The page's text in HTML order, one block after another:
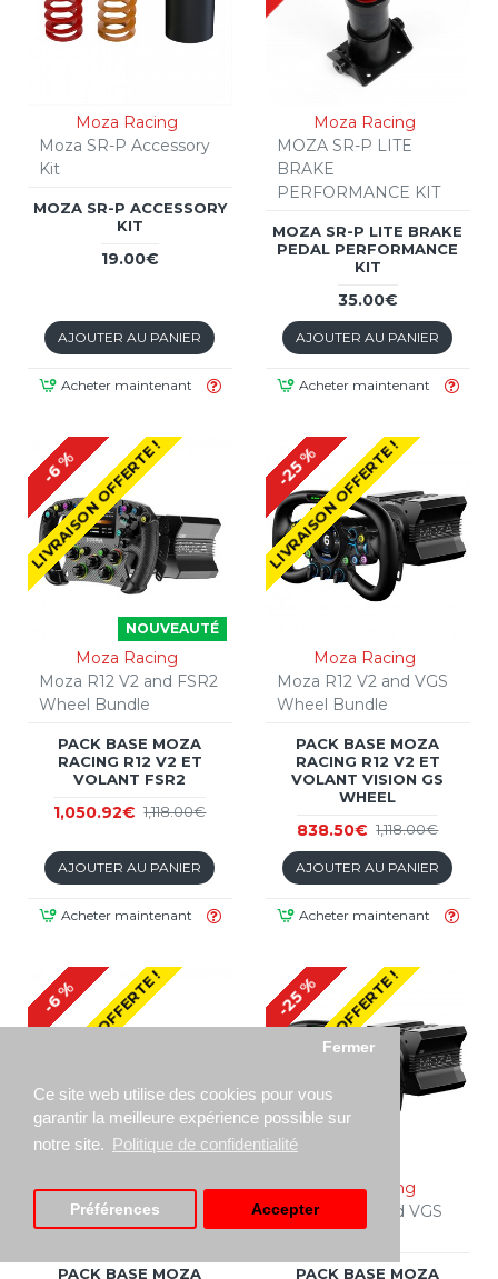
Ce site web utilise des cookies pour vous
garantir la meilleure expérience possible sur
notre site. Politique de confidentialité
Fermer
Préférences Accepter
Moza Racing
Moza SR-P Accessory
Kit
MOZA SR-P ACCESSORY
KIT
19.00€
AJOUTER AU PANIER
Acheter maintenant
Moza Racing
MOZA SR-P LITE
BRAKE
PERFORMANCE KIT
MOZA SR-P LITE BRAKE
PEDAL PERFORMANCE
KIT
35.00€
AJOUTER AU PANIER
Acheter maintenant
NOUVEAUTÉ
LIVRAISON OFFERTE !
-6 %
Moza Racing
Moza R12 V2 and FSR2
Wheel Bundle
PACK BASE MOZA
RACING R12 V2 ET
VOLANT FSR2
1,050.92€ 1,118.00€
AJOUTER AU PANIER
Acheter maintenant
LIVRAISON OFFERTE !
-25 %
Moza Racing
Moza R12 V2 and VGS
Wheel Bundle
PACK BASE MOZA
RACING R12 V2 ET
VOLANT VISION GS
WHEEL
838.50€ 1,118.00€
AJOUTER AU PANIER
Acheter maintenant
NOUVEAUTÉ
LIVRAISON OFFERTE !
-6 %
Moza Racing
Moza R9 V3 and FSR2
Wheel Bundle
PACK BASE MOZA
LIVRAISON OFFERTE !
-25 %
Moza Racing
Moza R9 V3 and VGS
Wheel Bundle
PACK BASE MOZA